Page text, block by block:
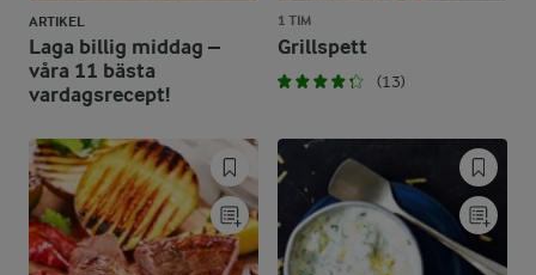
ARTIKEL
Laga billig middag –
våra 11 bästa
vardagsrecept!
1 TIM
Grillspett
(13)